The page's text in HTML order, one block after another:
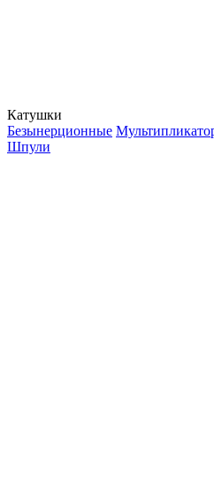
Катушки
Безынерционные
Шпули